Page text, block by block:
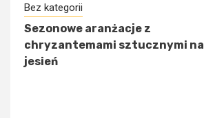
Bez kategorii
Sezonowe aranżacje z
chryzantemami sztucznymi na
jesień